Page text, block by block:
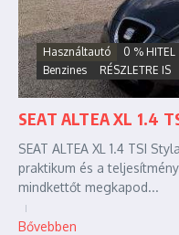
Használtautó 0 % HITEL
Benzines
RÉSZLETRE IS
SEAT ALTEA XL 1.4
SEAT ALTEA XL 1.4 TSI
praktikum és a
mindkettőt megkapod...
Bővebben